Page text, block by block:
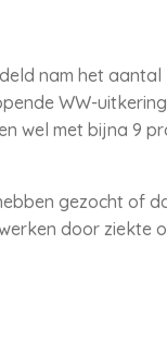
nam het aantal
WW-
wel met bijna 9
gezocht of
door ziekte